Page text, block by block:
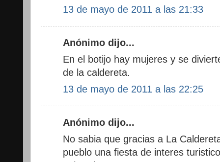
13 de mayo de 2011 a las 21:33
Anónimo dijo...
En el botijo hay mujeres y se
de la caldereta.
13 de mayo de 2011 a las 22:25
Anónimo dijo...
No sabia que gracias a La
pueblo una fiesta de interes